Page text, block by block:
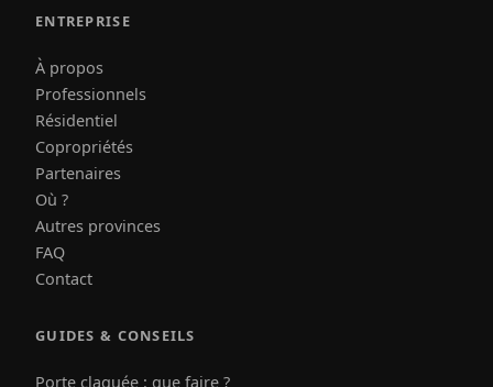
ENTREPRISE
À propos
Professionnels
Résidentiel
Copropriétés
Partenaires
Où ?
Autres provinces
FAQ
Contact
GUIDES & CONSEILS
Porte claquée : que faire ?